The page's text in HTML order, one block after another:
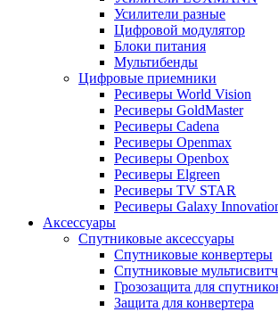
Усилители разные
Цифровой модулятор
Блоки питания
Мультибенды
Цифровые приемники
Ресиверы World Vision
Ресиверы GoldMaster
Ресиверы Cadena
Ресиверы Openmax
Ресиверы Openbox
Ресиверы Elgreen
Ресиверы TV STAR
Ресиверы Galaxy
Аксессуары
Спутниковые аксессуары
Спутниковые конвертеры
Спутниковые
Грозозащита для
Защита для конвертера